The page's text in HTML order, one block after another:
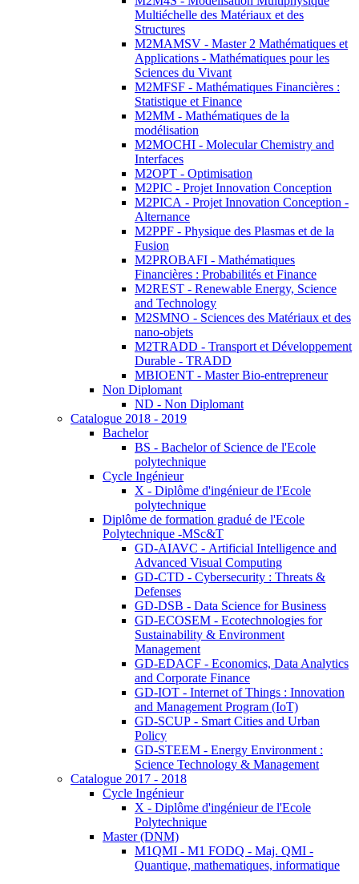
Multiéchelle des Matériaux et des
Structures
M2MAMSV - Master 2 Mathématiques et
Applications - Mathématiques pour les
Sciences du Vivant
M2MFSF - Mathématiques Financières :
Statistique et Finance
M2MM - Mathématiques de la
modélisation
M2MOCHI - Molecular Chemistry and
Interfaces
M2OPT - Optimisation
M2PIC - Projet Innovation Conception
M2PICA - Projet Innovation Conception -
Alternance
M2PPF - Physique des Plasmas et de la
Fusion
M2PROBAFI - Mathématiques
Financières : Probabilités et Finance
M2REST - Renewable Energy, Science
and Technology
M2SMNO - Sciences des Matériaux et des
nano-objets
M2TRADD - Transport et Développement
Durable - TRADD
MBIOENT - Master Bio-entrepreneur
Non Diplomant
ND - Non Diplomant
Catalogue 2018 - 2019
Bachelor
BS - Bachelor of Science de l'Ecole
polytechnique
Cycle Ingénieur
X - Diplôme d'ingénieur de l'Ecole
polytechnique
Diplôme de formation gradué de l'Ecole
Polytechnique -MSc&T
GD-AIAVC - Artificial Intelligence and
Advanced Visual Computing
GD-CTD - Cybersecurity : Threats &
Defenses
GD-DSB - Data Science for Business
GD-ECOSEM - Ecotechnologies for
Sustainability & Environment
Management
GD-EDACF - Economics, Data Analytics
and Corporate Finance
GD-IOT - Internet of Things : Innovation
and Management Program (IoT)
GD-SCUP - Smart Cities and Urban
Policy
GD-STEEM - Energy Environment :
Science Technology & Management
Catalogue 2017 - 2018
Cycle Ingénieur
X - Diplôme d'ingénieur de l'Ecole
Polytechnique
Master (DNM)
M1QMI - M1 FODQ - Maj. QMI -
Quantique, mathematiques, informatique